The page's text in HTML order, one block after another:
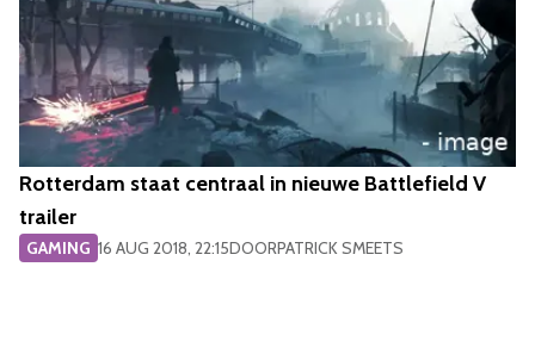
Rotterdam staat centraal in nieuwe Battlefield V
trailer
GAMING 16 AUG 2018, 22:15DOORPATRICK SMEETS